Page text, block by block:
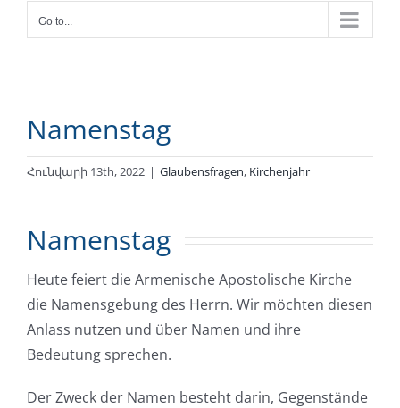
Go to...
Namenstag
Հունվարի 13th, 2022 | Glaubensfragen, Kirchenjahr
Namenstag
Heute feiert die Armenische Apostolische Kirche
die Namensgebung des Herrn. Wir möchten diesen
Anlass nutzen und über Namen und ihre
Bedeutung sprechen.
Der Zweck der Namen besteht darin, Gegenstände